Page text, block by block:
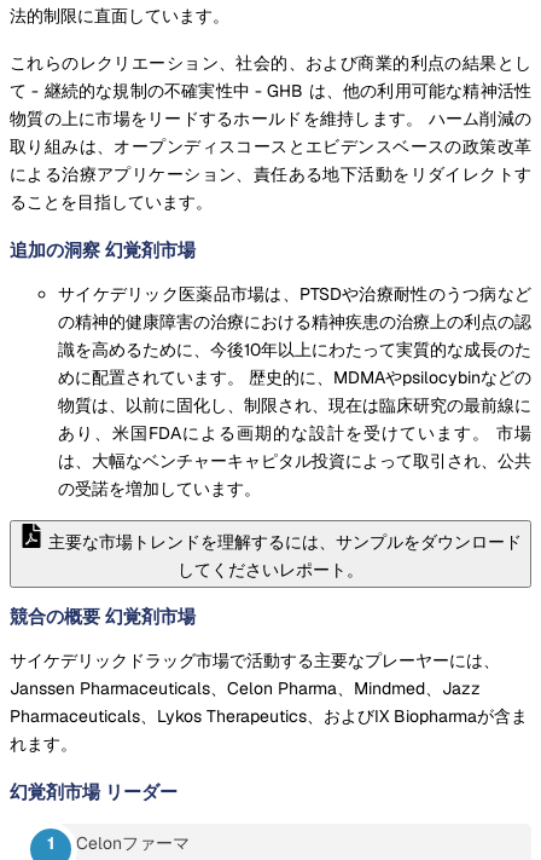
法的制限に直面しています。
これらのレクリエーション、社会的、および商業的利点の結果とし
て - 継続的な規制の不確実性中 - GHB は、他の利用可能な精神活性
物質の上に市場をリードするホールドを維持します。 ハーム削減の
取り組みは、オープンディスコースとエビデンスベースの政策改革
による治療アプリケーション、責任ある地下活動をリダイレクトす
ることを目指しています。
追加の洞察 幻覚剤市場
サイケデリック医薬品市場は、PTSDや治療耐性のうつ病など
の精神的健康障害の治療における精神疾患の治療上の利点の認
識を高めるために、今後10年以上にわたって実質的な成長のた
めに配置されています。 歴史的に、MDMAやpsilocybinなどの
物質は、以前に固化し、制限され、現在は臨床研究の最前線に
あり、米国FDAによる画期的な設計を受けています。 市場
は、大幅なベンチャーキャピタル投資によって取引され、公共
の受諾を増加しています。
主要な市場トレンドを理解するには、サンプルをダウンロード
してくださいレポート。
競合の概要 幻覚剤市場
サイケデリックドラッグ市場で活動する主要なプレーヤーには、
Janssen Pharmaceuticals、Celon Pharma、Mindmed、Jazz
Pharmaceuticals、Lykos Therapeutics、およびIX Biopharmaが含ま
れます。
幻覚剤市場 リーダー
Celonファーマ